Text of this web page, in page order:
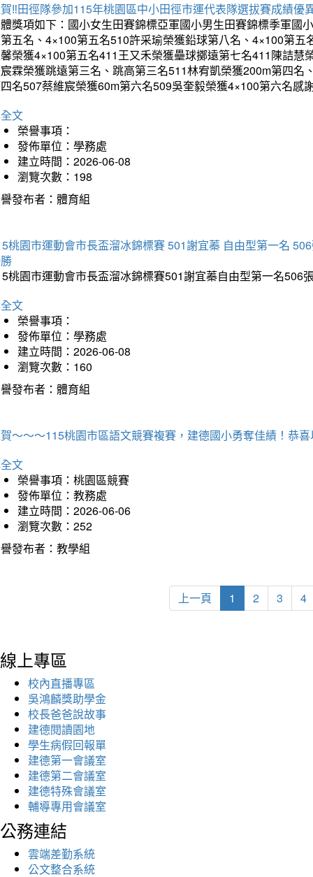
‼️田徑隊參加115年桃園區中小田徑市運代表隊選拔賽成績優
獎項如下：國小女生田賽錦標亞軍國小男生田賽錦標季軍國
五名、4×100第五名510許采瑜榮獲鉛球第八名、4×100第
榮獲4×100第五名411王又禾榮獲壘球擲遠第七名411陳詰
霖榮獲跳遠第三名、跳高第三名511林宥凱榮獲200m第四
名507蔡維宸榮獲60m第六名509吳奎毅榮獲4×100第六名
文
榮譽事項：
發佈單位：學務處
建立時間：2026-06-08
瀏覽次數：198
發布者：體育組
桃園市運動會市長盃溜冰錦標賽 501謝宜蓁 自由型第一名
桃園市運動會市長盃溜冰錦標賽501謝宜蓁自由型第一名
文
榮譽事項：
發佈單位：學務處
建立時間：2026-06-08
瀏覽次數：160
發布者：體育組
～～～115桃園市區語文競賽複賽，建德國小勇奪佳績！恭
文
榮譽事項：桃園區競賽
發佈單位：教務處
建立時間：2026-06-06
瀏覽次數：252
發布者：教學組
上一頁 1 2 3 4
線上專區
校內直播專區
吳鴻麟獎助學金
校長爸爸說故事
建德閱讀園地
學生病假回報單
建德第一會議室
建德第二會議室
建德特殊會議室
輔導專用會議室
公務連結
雲端差勤系統
公文整合系統